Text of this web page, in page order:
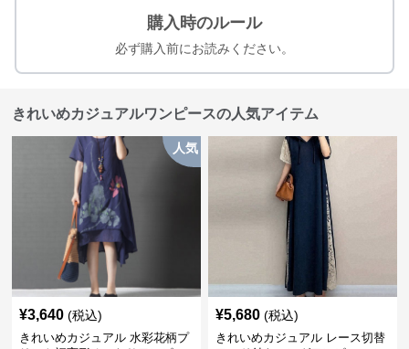
購入時のルール
必ず購入前にお読みください。
きれいめカジュアルワンピースの人気アイテム
人気
¥3,640 (税込)
きれいめカジュアル 水彩花柄プ
¥5,680 (税込)
きれいめカジュアル レース切替